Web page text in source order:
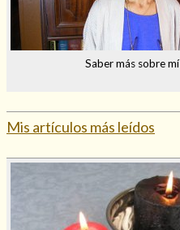
Saber más sobre mí
Mis artículos más leídos